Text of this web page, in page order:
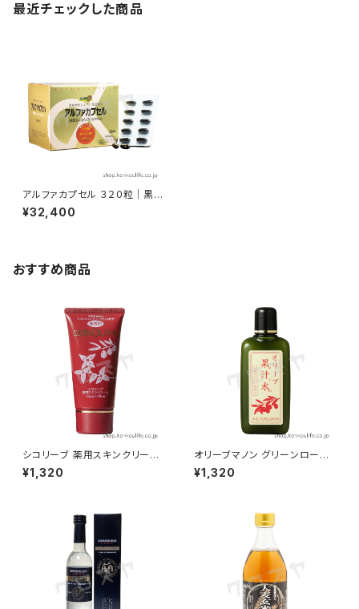
最近チェックした商品
アルファカプセル ３２０粒｜黒酢
エキスソフトカプセル｜霧島黒
酢
¥32,400
おすすめ商品
シコリーブ 薬用スキンクリーム
８０g｜無香料天然保湿成分配
合｜日本オリーブ
¥1,320
オリーブマノン グリーンローシ
ョン（果汁水）１８０ml｜オリー
ブ果汁水｜日本オリーブ
¥1,320